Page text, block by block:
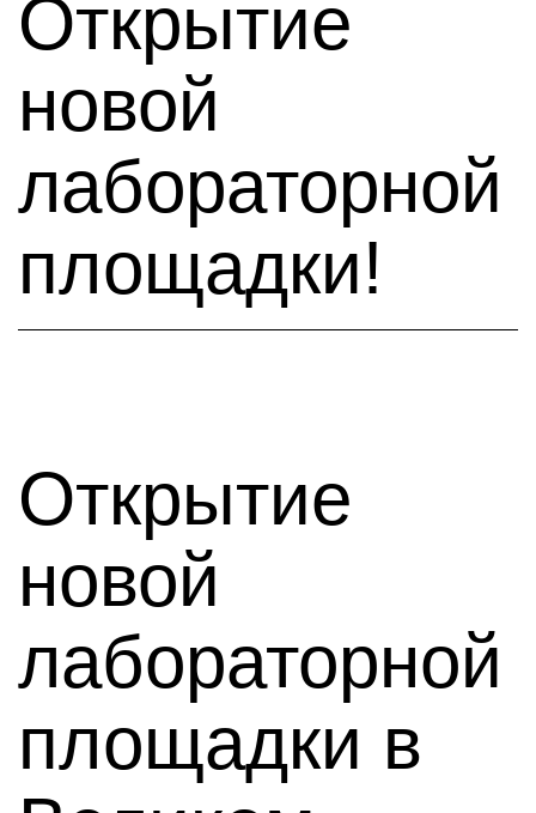
Открытие
новой
лабораторной
площадки!
Открытие
новой
лабораторной
площадки в